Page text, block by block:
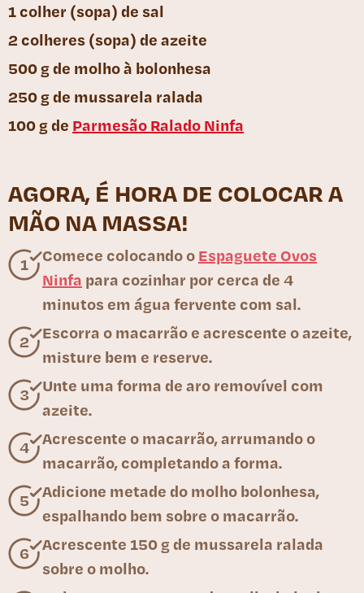
1 colher (sopa) de sal
2 colheres (sopa) de azeite
500 g de molho à bolonhesa
250 g de mussarela ralada
100 g de Parmesão Ralado Ninfa
AGORA, É HORA DE COLOCAR A
MÃO NA MASSA!
Comece colocando o Espaguete Ovos
Ninfa para cozinhar por cerca de 4
minutos em água fervente com sal.
Escorra o macarrão e acrescente o azeite,
misture bem e reserve.
Unte uma forma de aro removível com
azeite.
Acrescente o macarrão, arrumando o
macarrão, completando a forma.
Adicione metade do molho bolonhesa,
espalhando bem sobre o macarrão.
Acrescente 150 g de mussarela ralada
sobre o molho.